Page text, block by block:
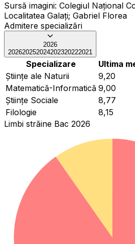
Sursă imagini: Colegiul Național
Localitatea Galați; Gabriel Florea
Admitere specializări
2026
202620252024202320222021
Specializare Ultima
Ştiinţe ale Naturii
9,20
Matematică-Informatică 9,00
Ştiinţe Sociale
8,77
Filologie
8,15
Limbi străine Bac 2026